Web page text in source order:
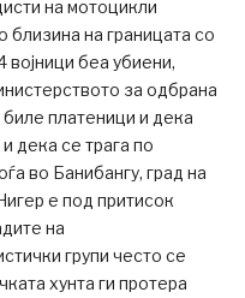
на мотоцикли
близина на границата со
војници беа убиени,
за одбрана
биле платеници и дека
дека се трага по
во Банибангу, град на
е под притисок
на
групи често се
хунта ги протера